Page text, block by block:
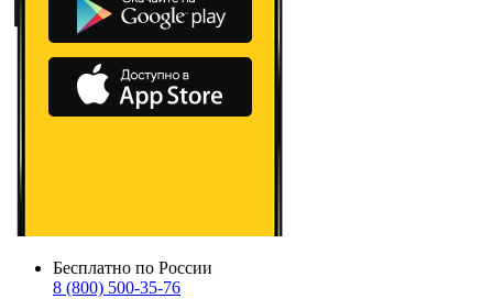
Бесплатно по России
8 (800) 500-35-76